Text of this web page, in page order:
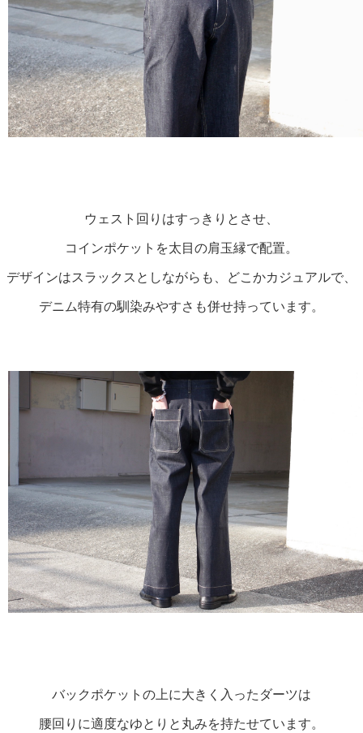
ウェスト回りはすっきりとさせ、
コインポケットを太目の肩玉縁で配置。
デザインはスラックスとしながらも、どこかカジュアルで、
デニム特有の馴染みやすさも併せ持っています。
バックポケットの上に大きく入ったダーツは
腰回りに適度なゆとりと丸みを持たせています。